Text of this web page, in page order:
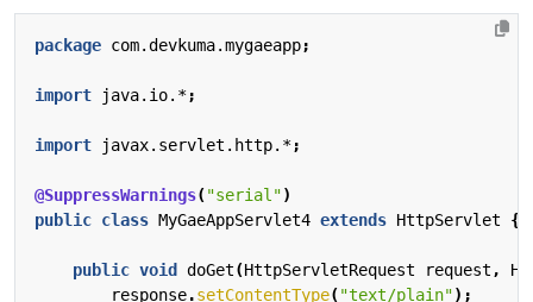
package com.devkuma.mygaeapp;
import java.io.*;
import javax.servlet.http.*;
@SuppressWarnings("serial")
public class MyGaeAppServlet4 extends HttpServlet {
public void doGet(HttpServletRequest request ,
response.setContentType("text/plain");